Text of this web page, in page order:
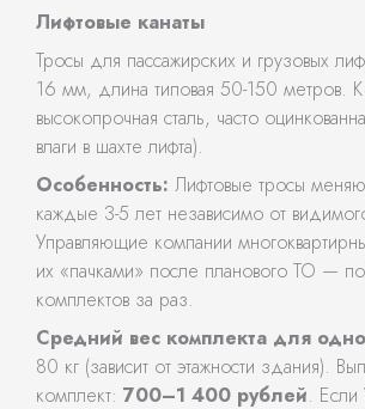
Лифтовые канаты
Тросы для пассажирских и грузовых
16 мм, длина типовая 50-150 метров.
высокопрочная сталь, часто
влаги в шахте лифта).
Особенность: Лифтовые тросы
каждые 3-5 лет независимо от
Управляющие компании
их «пачками» после планового ТО —
комплектов за раз.
Средний вес комплекта для
80 кг (зависит от этажности здания).
комплект: 700–1 400 рублей.